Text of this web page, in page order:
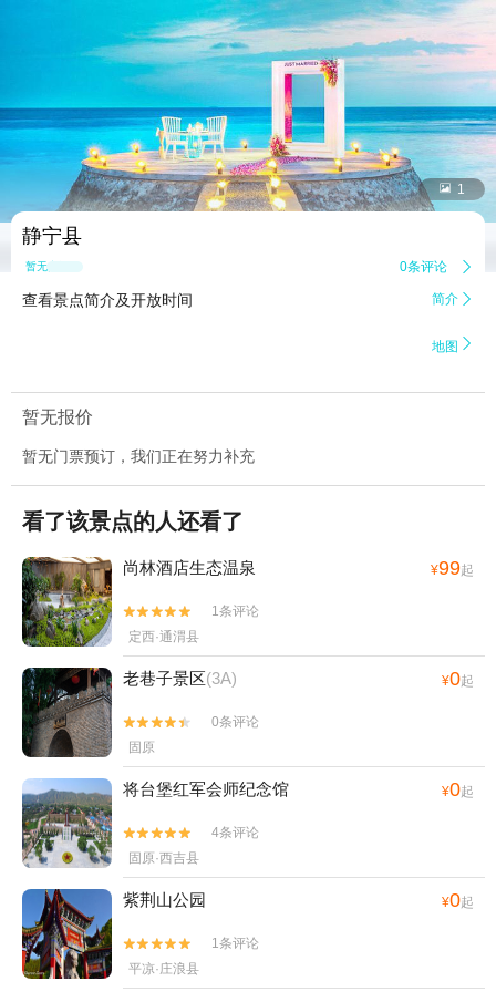
 1
静宁县
暂无点评 0条评论 
查看景点简介及开放时间 简介 
地图 
暂无报价
暂无门票预订，我们正在努力补充
看了该景点的人还看了
尚林酒店生态温泉 ¥99起


1条评论
定西·通渭县
老巷子景区(3A) ¥0起


0条评论
固原
将台堡红军会师纪念馆 ¥0起


4条评论
固原·西吉县
紫荆山公园 ¥0起


1条评论
平凉·庄浪县